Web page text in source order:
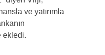
ve yatırımla
ekledi.